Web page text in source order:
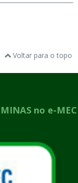
Voltar para o topo
no e-MEC